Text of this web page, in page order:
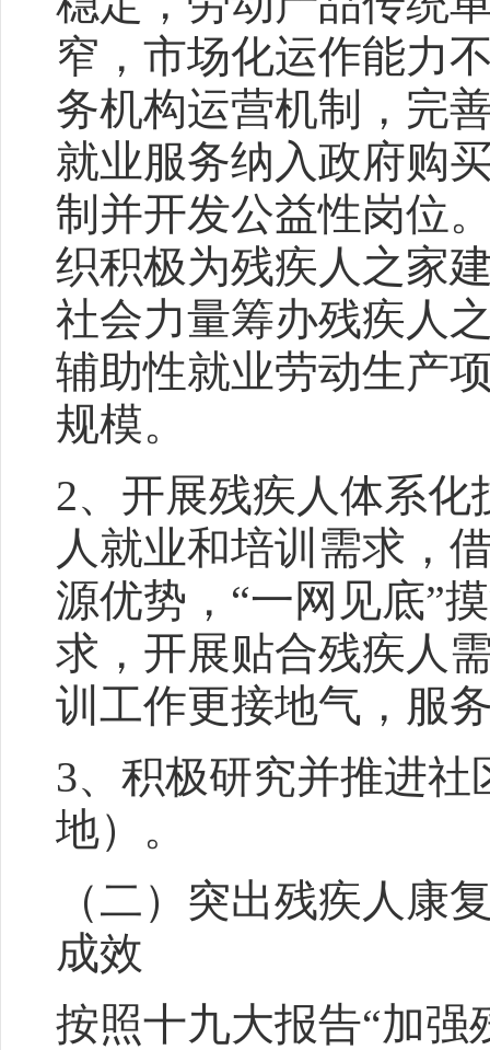
窄，市场化运作能力
务机构运营机制，完
就业服务纳入政府购
制并开发公益性岗位
织积极为残疾人之家
社会力量筹办残疾人
辅助性就业劳动生产
规模。
2、开展残疾人体系
人就业和培训需求，
源优势，“一网见底”
求，开展贴合残疾人
训工作更接地气，服
3、积极研究并推进
地）。
（二）突出残疾人康
成效
按照十九大报告“加强